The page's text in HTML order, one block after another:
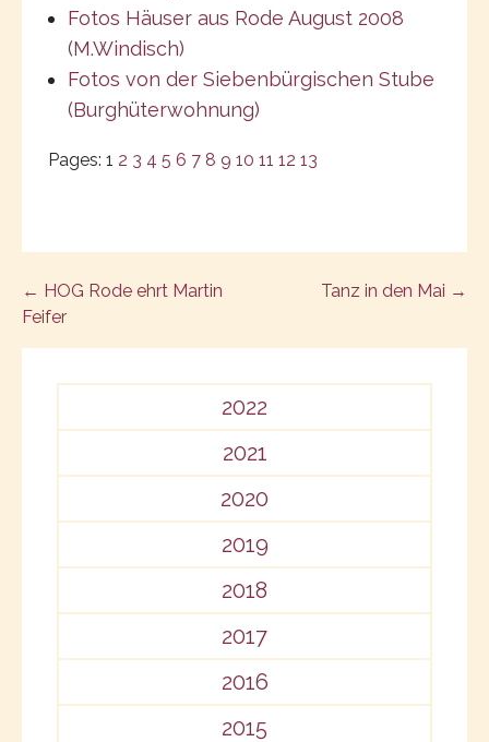
Fotos Häuser aus Rode August 2008
(M.Windisch)
Fotos von der Siebenbürgischen Stube
(Burghüterwohnung)
Pages: 1 2 3 4 5 6 7 8 9 10 11 12 13
Post
navigation
← HOG Rode ehrt Martin
Feifer
Tanz in den Mai →
2022
2021
2020
2019
2018
2017
2016
2015